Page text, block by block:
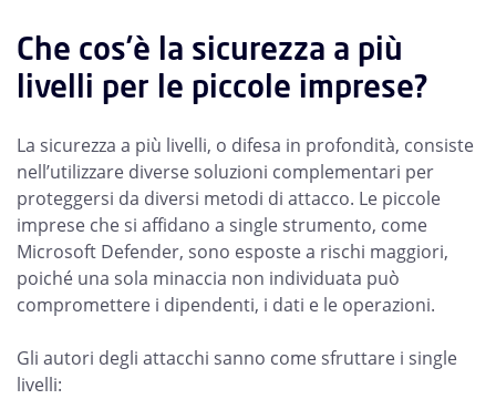
Che cos’è la sicurezza a più
livelli per le piccole imprese?
La sicurezza a più livelli, o difesa in profondità, consiste
nell’utilizzare diverse soluzioni complementari per
proteggersi da diversi metodi di attacco. Le piccole
imprese che si affidano a single strumento, come
Microsoft Defender, sono esposte a rischi maggiori,
poiché una sola minaccia non individuata può
compromettere i dipendenti, i dati e le operazioni.
Gli autori degli attacchi sanno come sfruttare i single
livelli: